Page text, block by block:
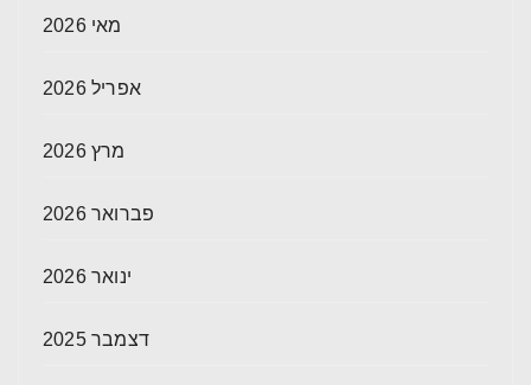
מאי 2026
אפריל 2026
מרץ 2026
פברואר 2026
ינואר 2026
דצמבר 2025